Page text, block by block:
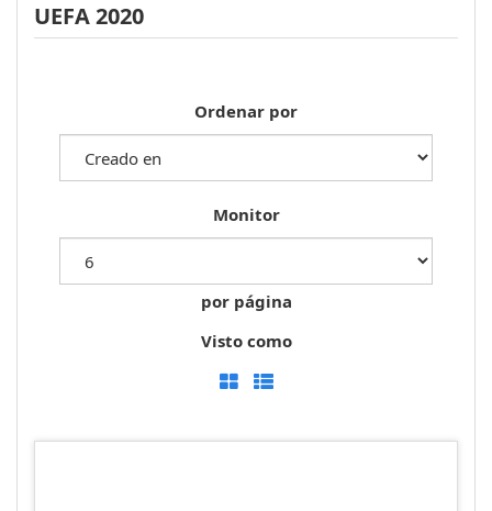
UEFA 2020
Ordenar por
Monitor
por página
Visto como